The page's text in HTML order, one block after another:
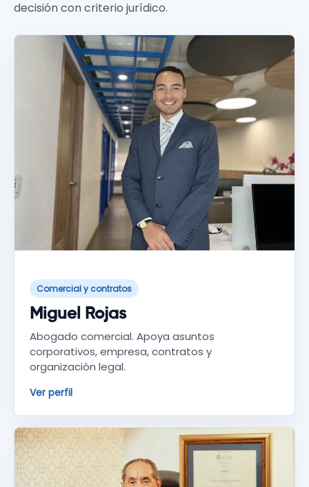
decisión con criterio jurídico.
Comercial y contratos
Miguel Rojas
Abogado comercial. Apoya asuntos
corporativos, empresa, contratos y
organización legal.
Ver perfil